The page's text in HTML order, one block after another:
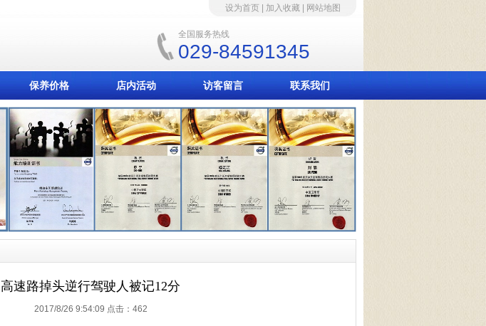
设为首页| 加入收藏| 网站地图
全国服务热线
029-84591345
保养价格 店内活动 访客留言 联系我们
高速路掉头逆行驾驶人被记12分
2017/8/26 9:54:09 点击： 462